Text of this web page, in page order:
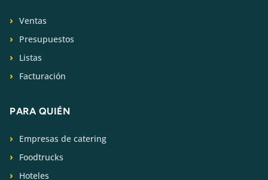
Ventas
Presupuestos
Listas
Facturación
PARA QUIÉN
Empresas de catering
Foodtrucks
Hoteles